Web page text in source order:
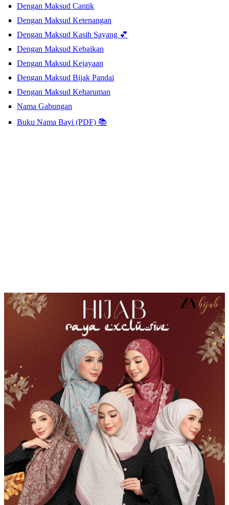
Dengan Maksud Cantik
Dengan Maksud Ketenangan
Dengan Maksud Kasih Sayang 💕
Dengan Maksud Kebaikan
Dengan Maksud Kejayaan
Dengan Maksud Bijak Pandai
Dengan Maksud Keharuman
Nama Gabungan
Buku Nama Bayi (PDF) 📚